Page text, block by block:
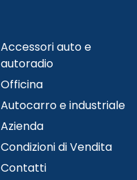
Accessori auto e
autoradio
Officina
Autocarro e industriale
Azienda
Condizioni di Vendita
Contatti